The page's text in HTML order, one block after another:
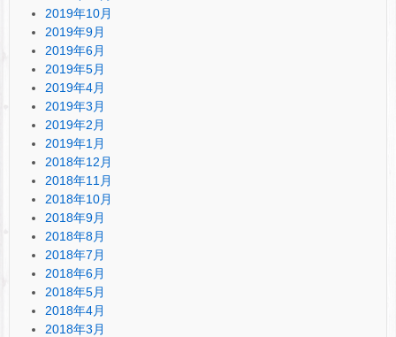
2019年10月
2019年9月
2019年6月
2019年5月
2019年4月
2019年3月
2019年2月
2019年1月
2018年12月
2018年11月
2018年10月
2018年9月
2018年8月
2018年7月
2018年6月
2018年5月
2018年4月
2018年3月